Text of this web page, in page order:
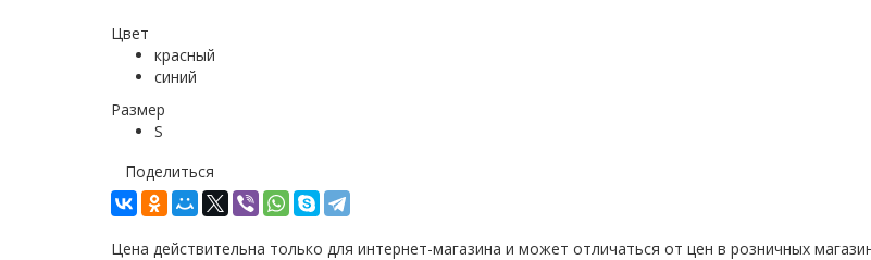
Цвет
красный
синий
Размер
S
Поделиться
Цена действительна только для интернет-магазина и может отличаться от цен в розничных